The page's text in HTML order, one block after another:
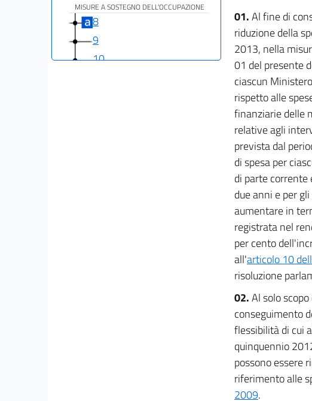
MISURE A SOSTEGNO DELL'OCCUPAZIONE
8
9
10
01.Al fine di
riduzione della
2013, nella
01 del presente
ciascun
rispetto alle
finanziarie delle
relative agli
prevista dal
di spesa per
di parte corrente
due anni e per
aumentare in
registrata nel
per cento
all'articolo 10
risoluzione
02.Al solo
conseguimento
flessibilità di cui
quinquennio
possono essere
riferimento alle
2009.